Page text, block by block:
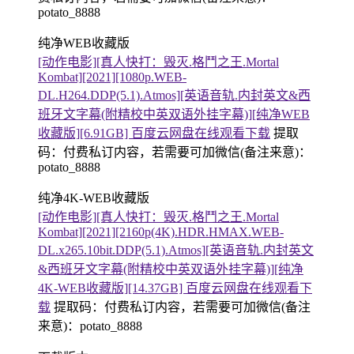
potato_8888
纯净WEB收藏版
[动作电影][真人快打：毁灭.格鬥之王.Mortal
Kombat][2021][1080p.WEB-
DL.H264.DDP(5.1).Atmos][英语音轨.内封英文&西
班牙文字幕(附精校中英双语外挂字幕)][纯净WEB
收藏版][6.91GB] 百度云网盘在线观看下载 提取
码： 付费私订内容，若需要可加微信(备注来意)：
potato_8888
纯净4K-WEB收藏版
[动作电影][真人快打：毁灭.格鬥之王.Mortal
Kombat][2021][2160p(4K).HDR.HMAX.WEB-
DL.x265.10bit.DDP(5.1).Atmos][英语音轨.内封英文
&西班牙文字幕(附精校中英双语外挂字幕)][纯净
4K-WEB收藏版][14.37GB] 百度云网盘在线观看下
载 提取码： 付费私订内容，若需要可加微信(备注
来意)：potato_8888